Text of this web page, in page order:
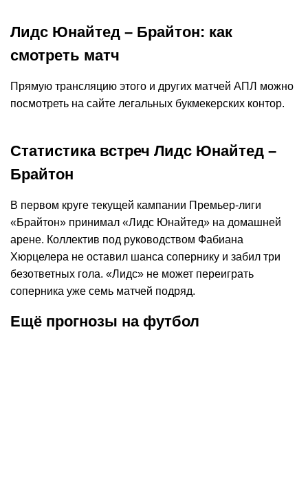
Лидс Юнайтед – Брайтон: как
смотреть матч
Прямую трансляцию этого и других матчей АПЛ можно
посмотреть на сайте легальных букмекерских контор.
Статистика встреч Лидс Юнайтед –
Брайтон
В первом круге текущей кампании Премьер-лиги
«Брайтон» принимал «Лидс Юнайтед» на домашней
арене. Коллектив под руководством Фабиана
Хюрцелера не оставил шанса сопернику и забил три
безответных гола. «Лидс» не может переиграть
соперника уже семь матчей подряд.
Ещё прогнозы на футбол